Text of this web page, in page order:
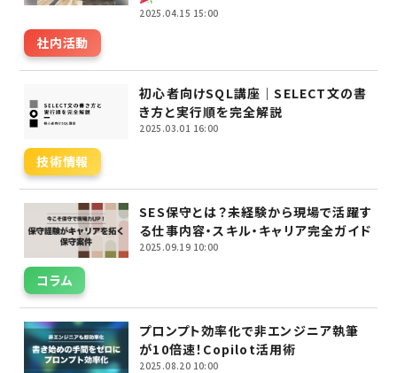
2025.04.15 15:00
社内活動
初心者向けSQL講座｜SELECT文の書
き方と実行順を完全解説
2025.03.01 16:00
技術情報
SES保守とは？未経験から現場で活躍す
る仕事内容・スキル・キャリア完全ガイド
2025.09.19 10:00
コラム
プロンプト効率化で非エンジニア執筆
が10倍速！Copilot活用術
2025.08.20 10:00